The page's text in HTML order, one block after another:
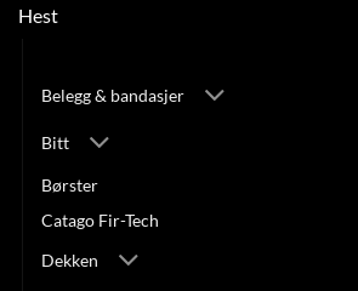
Hest
Belegg & bandasjer
Bitt
Børster
Catago Fir-Tech
Dekken